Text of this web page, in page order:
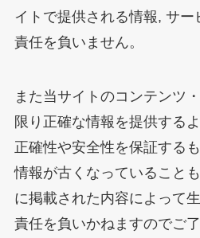
イトで提供される情報, サ
責任を負いません。
また当サイトのコンテンツ
限り正確な情報を提供する
正確性や安全性を保証する
情報が古くなっていること
に掲載された内容によって
責任を負いかねますのでご了